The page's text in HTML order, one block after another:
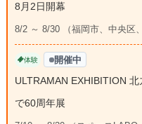
8月2日開幕
8/2 ～ 8/30 （福岡市、中央区
体験 開催中
ULTRAMAN EXHIBITION
で60周年展